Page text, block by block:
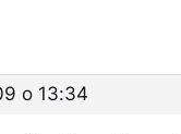
o 13:34